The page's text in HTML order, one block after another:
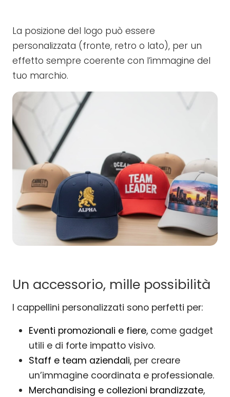
La posizione del logo può essere
personalizzata (fronte, retro o lato), per un
effetto sempre coerente con l’immagine del
tuo marchio.
Un accessorio, mille possibilità
I cappellini personalizzati sono perfetti per:
Eventi promozionali e fiere, come gadget
utili e di forte impatto visivo.
Staff e team aziendali, per creare
un’immagine coordinata e professionale.
Merchandising e collezioni brandizzate,